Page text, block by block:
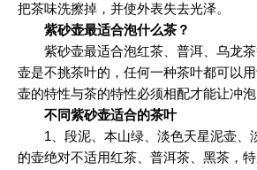
把茶味洗擦掉，并使外表失去光泽。
紫砂壶最适合泡什么茶？
紫砂壶最适合泡红茶、普洱、乌龙茶
壶是不挑茶叶的，任何一种茶叶都可以
壶的特性与茶的特性必须相配才能让冲泡
不同紫砂壶适合的茶叶
1、段泥、本山绿、淡色天星泥壶、
的壶绝对不适用红茶、普洱茶、黑茶，